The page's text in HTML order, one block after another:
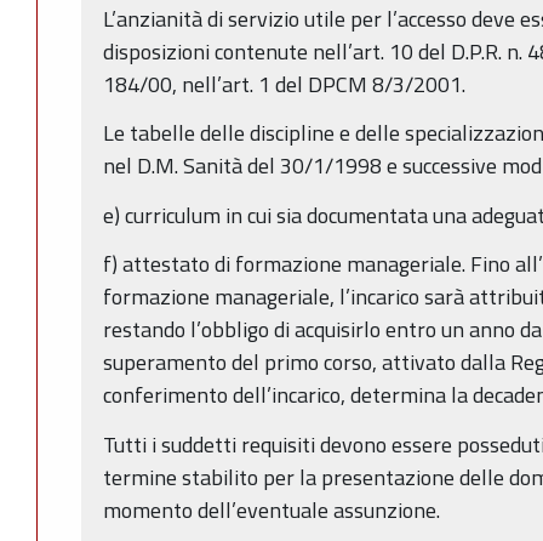
L’anzianità di servizio utile per l’accesso deve
disposizioni contenute nell’art. 10 del D.P.R. n.
184/00, nell’art. 1 del DPCM 8/3/2001.
Le tabelle delle discipline e delle
nel D.M. Sanità del 30/1/1998 e successive
e) curriculum in cui sia documentata una
f) attestato di formazione manageriale. Fino
formazione manageriale, l’incarico sarà
restando l’obbligo di acquisirlo entro un anno
superamento del primo corso, attivato dalla
conferimento dell’incarico, determina la
Tutti i suddetti requisiti devono essere
termine stabilito per la presentazione delle
momento dell’eventuale assunzione.